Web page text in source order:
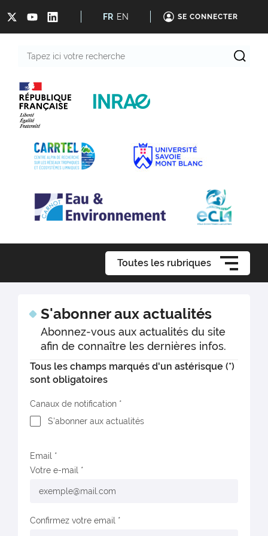
FR EN SE CONNECTER
recherche
Toutes les rubriques
S'abonner aux actualités
Abonnez-vous aux actualités du site
afin de connaître les dernières infos.
Tous les champs marqués d'un astérisque (*)
sont obligatoires
Canaux de notification
S'abonner aux actualités
Email
Votre e-mail
Confirmez votre email